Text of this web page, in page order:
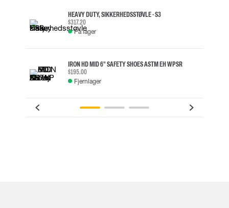
HEAVY DUTY, SIKKERHEDSSTØVLE - S3
$317.20
På lager
IRON HD MID 6" SAFETY SHOES ASTM EH WP SR
$195.00
Fjernlager